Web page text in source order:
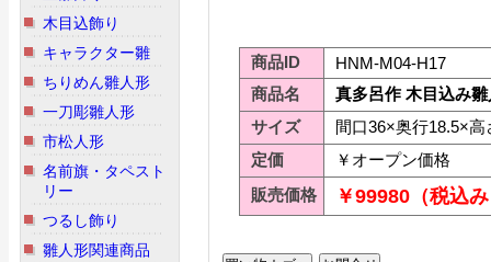
木目込飾り
キャラクター雛
ちりめん雛人形
一刀彫雛人形
市松人形
名前旗・タペスト
リー
つるし飾り
雛人形関連商品
商品ID
HNM-M04-H17
商品名
真多呂作 木目込み
サイズ
間口36×奥行18.5×高
定価
￥オープン価格
販売価格
￥99980（税込